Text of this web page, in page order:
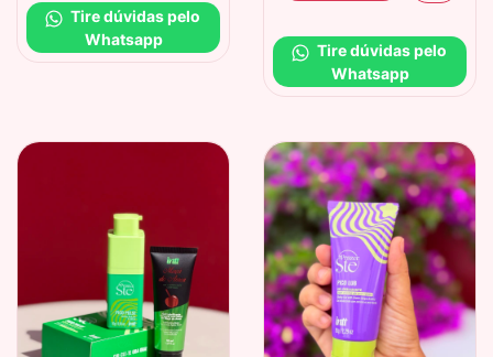
Tire dúvidas pelo
Whatsapp
Tire dúvidas pelo
Whatsapp